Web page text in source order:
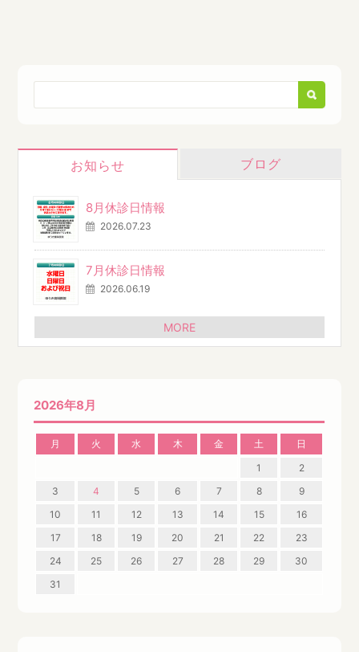
お知らせ ブログ
8月休診日情報
2026.07.23
7月休診日情報
2026.06.19
MORE
2026年8月
月 火 水 木 金 土
日
1
2
3
4 5 6 7 8
9
10
11 12 13 14 15
16
17
18 19 20 21 22
23
24
25 26 27 28 29
30
31